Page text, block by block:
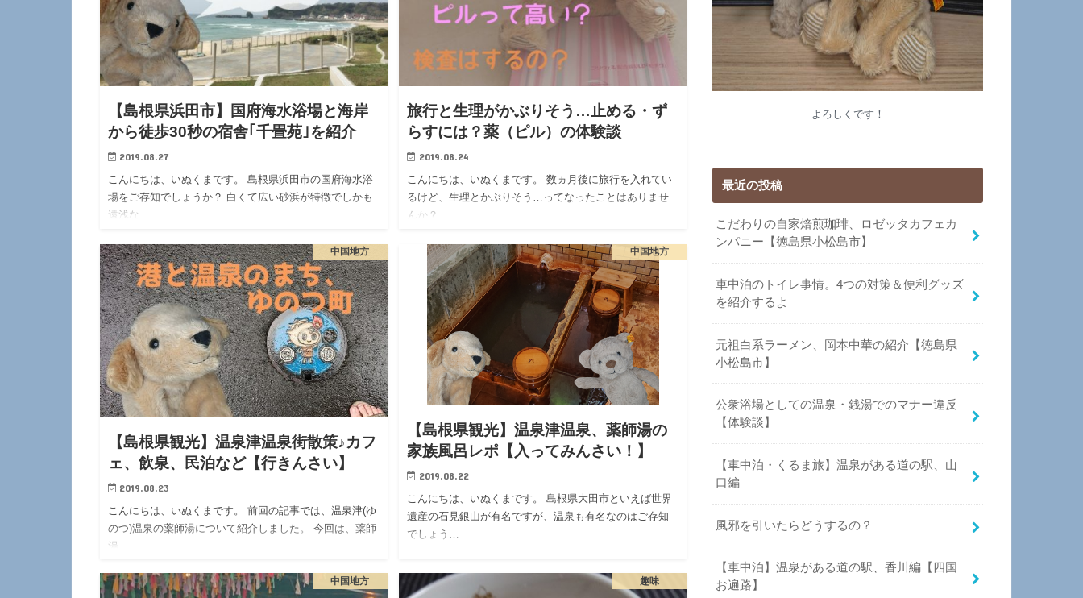
【島根県浜田市】国府海水浴場と海岸
から徒歩30秒の宿舎｢千畳苑｣を紹介
2019.08.27
こんにちは、いぬくまです。 島根県浜田市の国府海水浴
場をご存知でしょうか？ 白くて広い砂浜が特徴でしかも
遠浅な…
旅行と生理がかぶりそう…止める・ず
らすには？薬（ピル）の体験談
2019.08.24
こんにちは、いぬくまです。 数ヵ月後に旅行を入れてい
るけど、生理とかぶりそう…ってなったことはありませ
んか？ …
中国地方
【島根県観光】温泉津温泉街散策♪カフ
ェ、飲泉、民泊など【行きんさい】
2019.08.23
こんにちは、いぬくまです。 前回の記事では、温泉津(ゆ
のつ)温泉の薬師湯について紹介しました。 今回は、薬師
湯…
中国地方
【島根県観光】温泉津温泉、薬師湯の
家族風呂レポ【入ってみんさい！】
2019.08.22
こんにちは、いぬくまです。 島根県大田市といえば世界
遺産の石見銀山が有名ですが、温泉も有名なのはご存知
でしょう…
中国地方 趣味
よろしくです！
最近の投稿
こだわりの自家焙煎珈琲、ロゼッタカフェカ
ンパニー【徳島県小松島市】
車中泊のトイレ事情。4つの対策＆便利グッズ
を紹介するよ
元祖白系ラーメン、岡本中華の紹介【徳島県
小松島市】
公衆浴場としての温泉・銭湯でのマナー違反
【体験談】
【車中泊・くるま旅】温泉がある道の駅、山
口編
風邪を引いたらどうするの？
【車中泊】温泉がある道の駅、香川編【四国
お遍路】